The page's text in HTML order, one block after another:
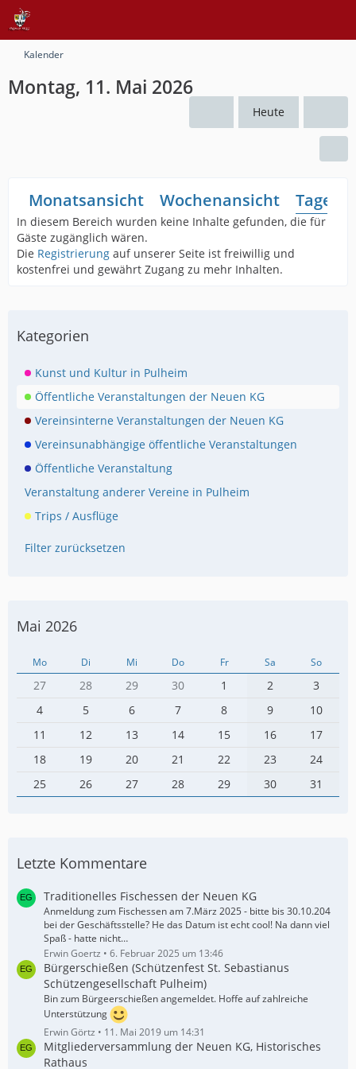
Kalender
Montag, 11. Mai 2026
Heute
Monatsansicht Wochenansicht
In diesem Bereich wurden keine Inhalte gefunden, die für
Gäste zugänglich wären.
Die Registrierung auf unserer Seite ist freiwillig und
kostenfrei und gewährt Zugang zu mehr Inhalten.
Kategorien
Kunst und Kultur in Pulheim
Öffentliche Veranstaltungen der Neuen KG
Vereinsinterne Veranstaltungen der Neuen KG
Vereinsunabhängige öffentliche Veranstaltungen
Öffentliche Veranstaltung
Veranstaltung anderer Vereine in Pulheim
Trips / Ausflüge
Filter zurücksetzen
Mai 2026
Mo Di Mi Do Fr Sa So
27 28 29 30 1 2
3
4
5 6 7 8 9
10
11
12 13 14 15 16
17
18
19 20 21 22 23
24
25
26 27 28 29 30 31
Letzte Kommentare
Traditionelles Fischessen der Neuen KG
Anmeldung zum Fischessen am 7.März 2025 - bitte bis 30.10.204
bei der Geschäftsstelle? He das Datum ist echt cool! Na dann viel
Spaß - hatte nicht…
Erwin Goertz
6. Februar 2025 um 13:46
Bürgerschießen (Schützenfest St. Sebastianus
Schützengesellschaft Pulheim)
Bin zum Bürgeerschießen angemeldet. Hoffe auf zahlreiche
Unterstützung
Erwin Görtz
11. Mai 2019 um 14:31
Mitgliederversammlung der Neuen KG, Historisches
Rathaus